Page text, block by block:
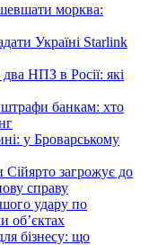
морква:
Україні Starlink
НПЗ в Росії: які
банкам: хто
у Броварському
загрожує до
справу
удару по
об’єктах
бізнесу: що